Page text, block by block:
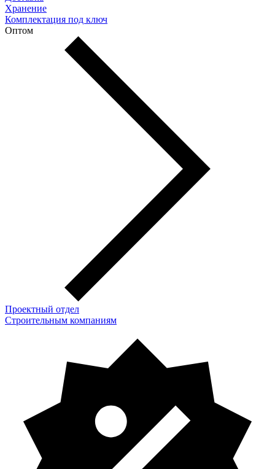
Хранение
Комплектация под ключ
Оптом
Проектный отдел
Строительным компаниям